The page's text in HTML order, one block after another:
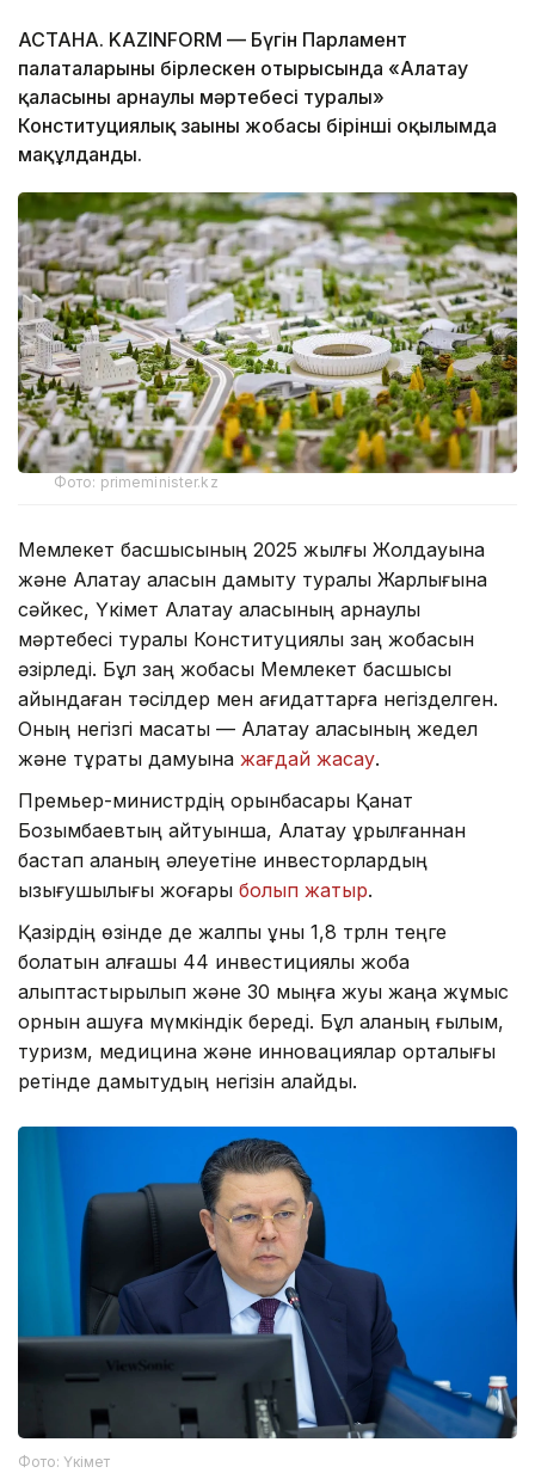
АСТАНА. KAZINFORM — Бүгін Парламент
палаталарының бірлескен отырысында «Алатау
қаласының арнаулы мәртебесі туралы»
Конституциялық заңының жобасы бірінші оқылымда
мақұлданды.
Фото: primeminister.kz
Мемлекет басшысының 2025 жылғы Жолдауына
және Алатау қаласын дамыту туралы Жарлығына
сәйкес, Үкімет Алатау қаласының арнаулы
мәртебесі туралы Конституциялық заң жобасын
әзірледі. Бұл заң жобасы Мемлекет басшысы
айқындаған тәсілдер мен қағидаттарға негізделген.
Оның негізгі мақсаты — Алатау қаласының жедел
және тұрақты дамуына жағдай жасау.
Премьер-министрдің орынбасары Қанат
Бозымбаевтың айтуынша, Алатау құрылғаннан
бастап қаланың әлеуетіне инвесторлардың
қызығушылығы жоғары болып жатыр.
Қазірдің өзінде де жалпы құны 1,8 трлн теңге
болатын алғашқы 44 инвестициялық жоба
қалыптастырылып және 30 мыңға жуық жаңа жұмыс
орнын ашуға мүмкіндік береді. Бұл қаланың ғылым,
туризм, медицина және инновациялар орталығы
ретінде дамытудың негізін қалайды.
Фото: Үкімет